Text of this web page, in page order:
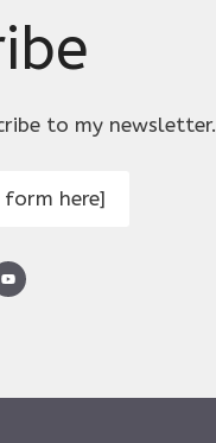
to my newsletter.
here]